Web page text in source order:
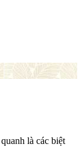
là các biệt